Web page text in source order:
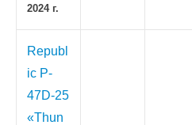
2024 г.
Republ
ic P-
47D-25
«Thun